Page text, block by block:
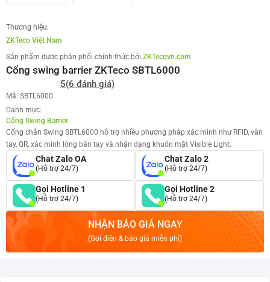
Thương hiệu:
ZKTeco Việt Nam
Sản phẩm được phân phối chính thức bởi ZKTecovn.com
Cổng swing barrier ZKTeco SBTL6000
5(6 đánh giá)
Mã: SBTL6000
Danh mục:
Cổng Swing Barrier
Cổng chắn Swing SBTL6000 hỗ trợ nhiều phương pháp xác minh như RFID, vân
tay, QR, xác minh lòng bàn tay và nhận dạng khuôn mặt Visible Light.
Chat Zalo OA
(Hỗ trợ 24/7)
Chat Zalo 2
(Hỗ trợ 24/7)
Gọi Hotline 1
(Hỗ trợ 24/7)
Gọi Hotline 2
(Hỗ trợ 24/7)
NHẬN BÁO GIÁ NGAY
(Gọi điện & báo giá miễn phí)